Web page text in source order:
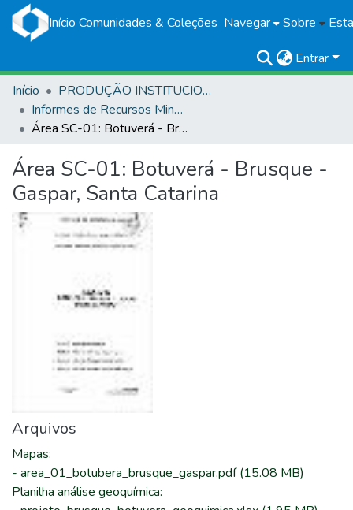
Início Comunidades & Coleções Navegar Sobre
Entrar
Início
PRODUÇÃO INSTITUCIONAL
Informes de Recursos Minerais
Área SC-01: Botuverá - Brusque - Gaspar, Santa Catarina
Área SC-01: Botuverá - Brusque -
Gaspar, Santa Catarina
Arquivos
Mapas:
- area_01_botubera_brusque_gaspar.pdf(15.08 MB)
Planilha análise geoquímica: